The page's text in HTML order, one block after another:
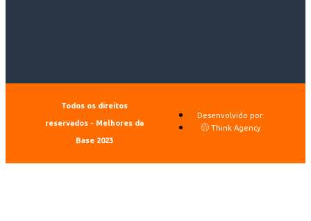
Todos os direitos
reservados - Melhores da
Base 2023
Desenvolvido por:
Think Agency